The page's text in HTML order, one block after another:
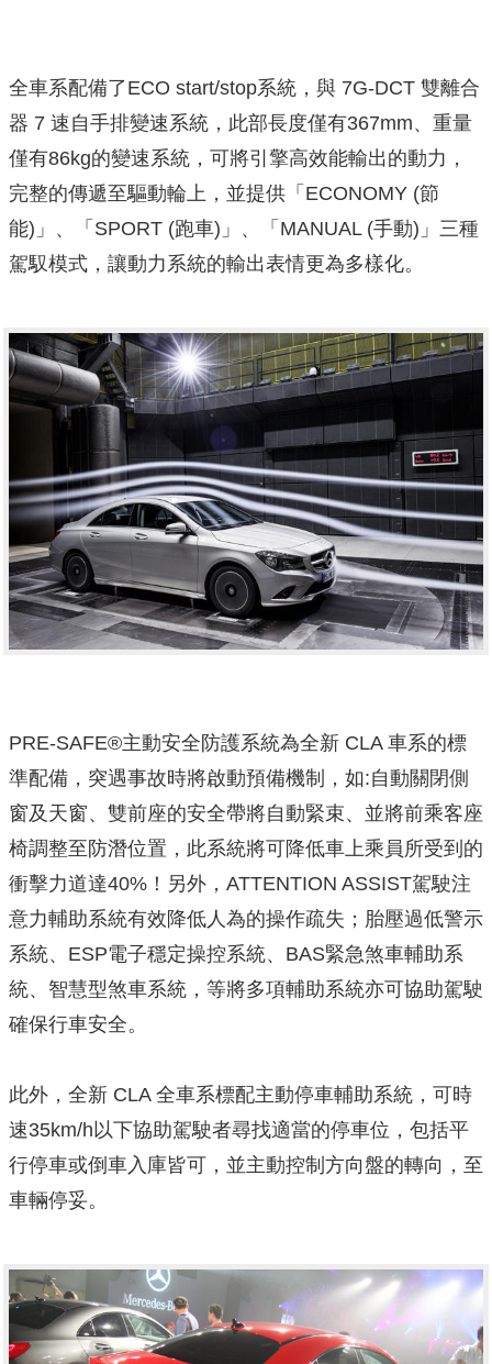
全車系配備了ECO start/stop系統，與 7G-DCT 雙離合
器 7 速自手排變速系統，此部長度僅有367mm、重量
僅有86kg的變速系統，可將引擎高效能輸出的動力，
完整的傳遞至驅動輪上，並提供「ECONOMY (節
能)」、「SPORT (跑車)」、「MANUAL (手動)」三種
駕馭模式，讓動力系統的輸出表情更為多樣化。
PRE-SAFE®主動安全防護系統為全新 CLA 車系的標
準配備，突遇事故時將啟動預備機制，如:自動關閉側
窗及天窗、雙前座的安全帶將自動緊束、並將前乘客座
椅調整至防潛位置，此系統將可降低車上乘員所受到的
衝擊力道達40%！另外，ATTENTION ASSIST駕駛注
意力輔助系統有效降低人為的操作疏失；胎壓過低警示
系統、ESP電子穩定操控系統、BAS緊急煞車輔助系
統、智慧型煞車系統，等將多項輔助系統亦可協助駕駛
確保行車安全。
此外，全新 CLA 全車系標配主動停車輔助系統，可時
速35km/h以下協助駕駛者尋找適當的停車位，包括平
行停車或倒車入庫皆可，並主動控制方向盤的轉向，至
車輛停妥。